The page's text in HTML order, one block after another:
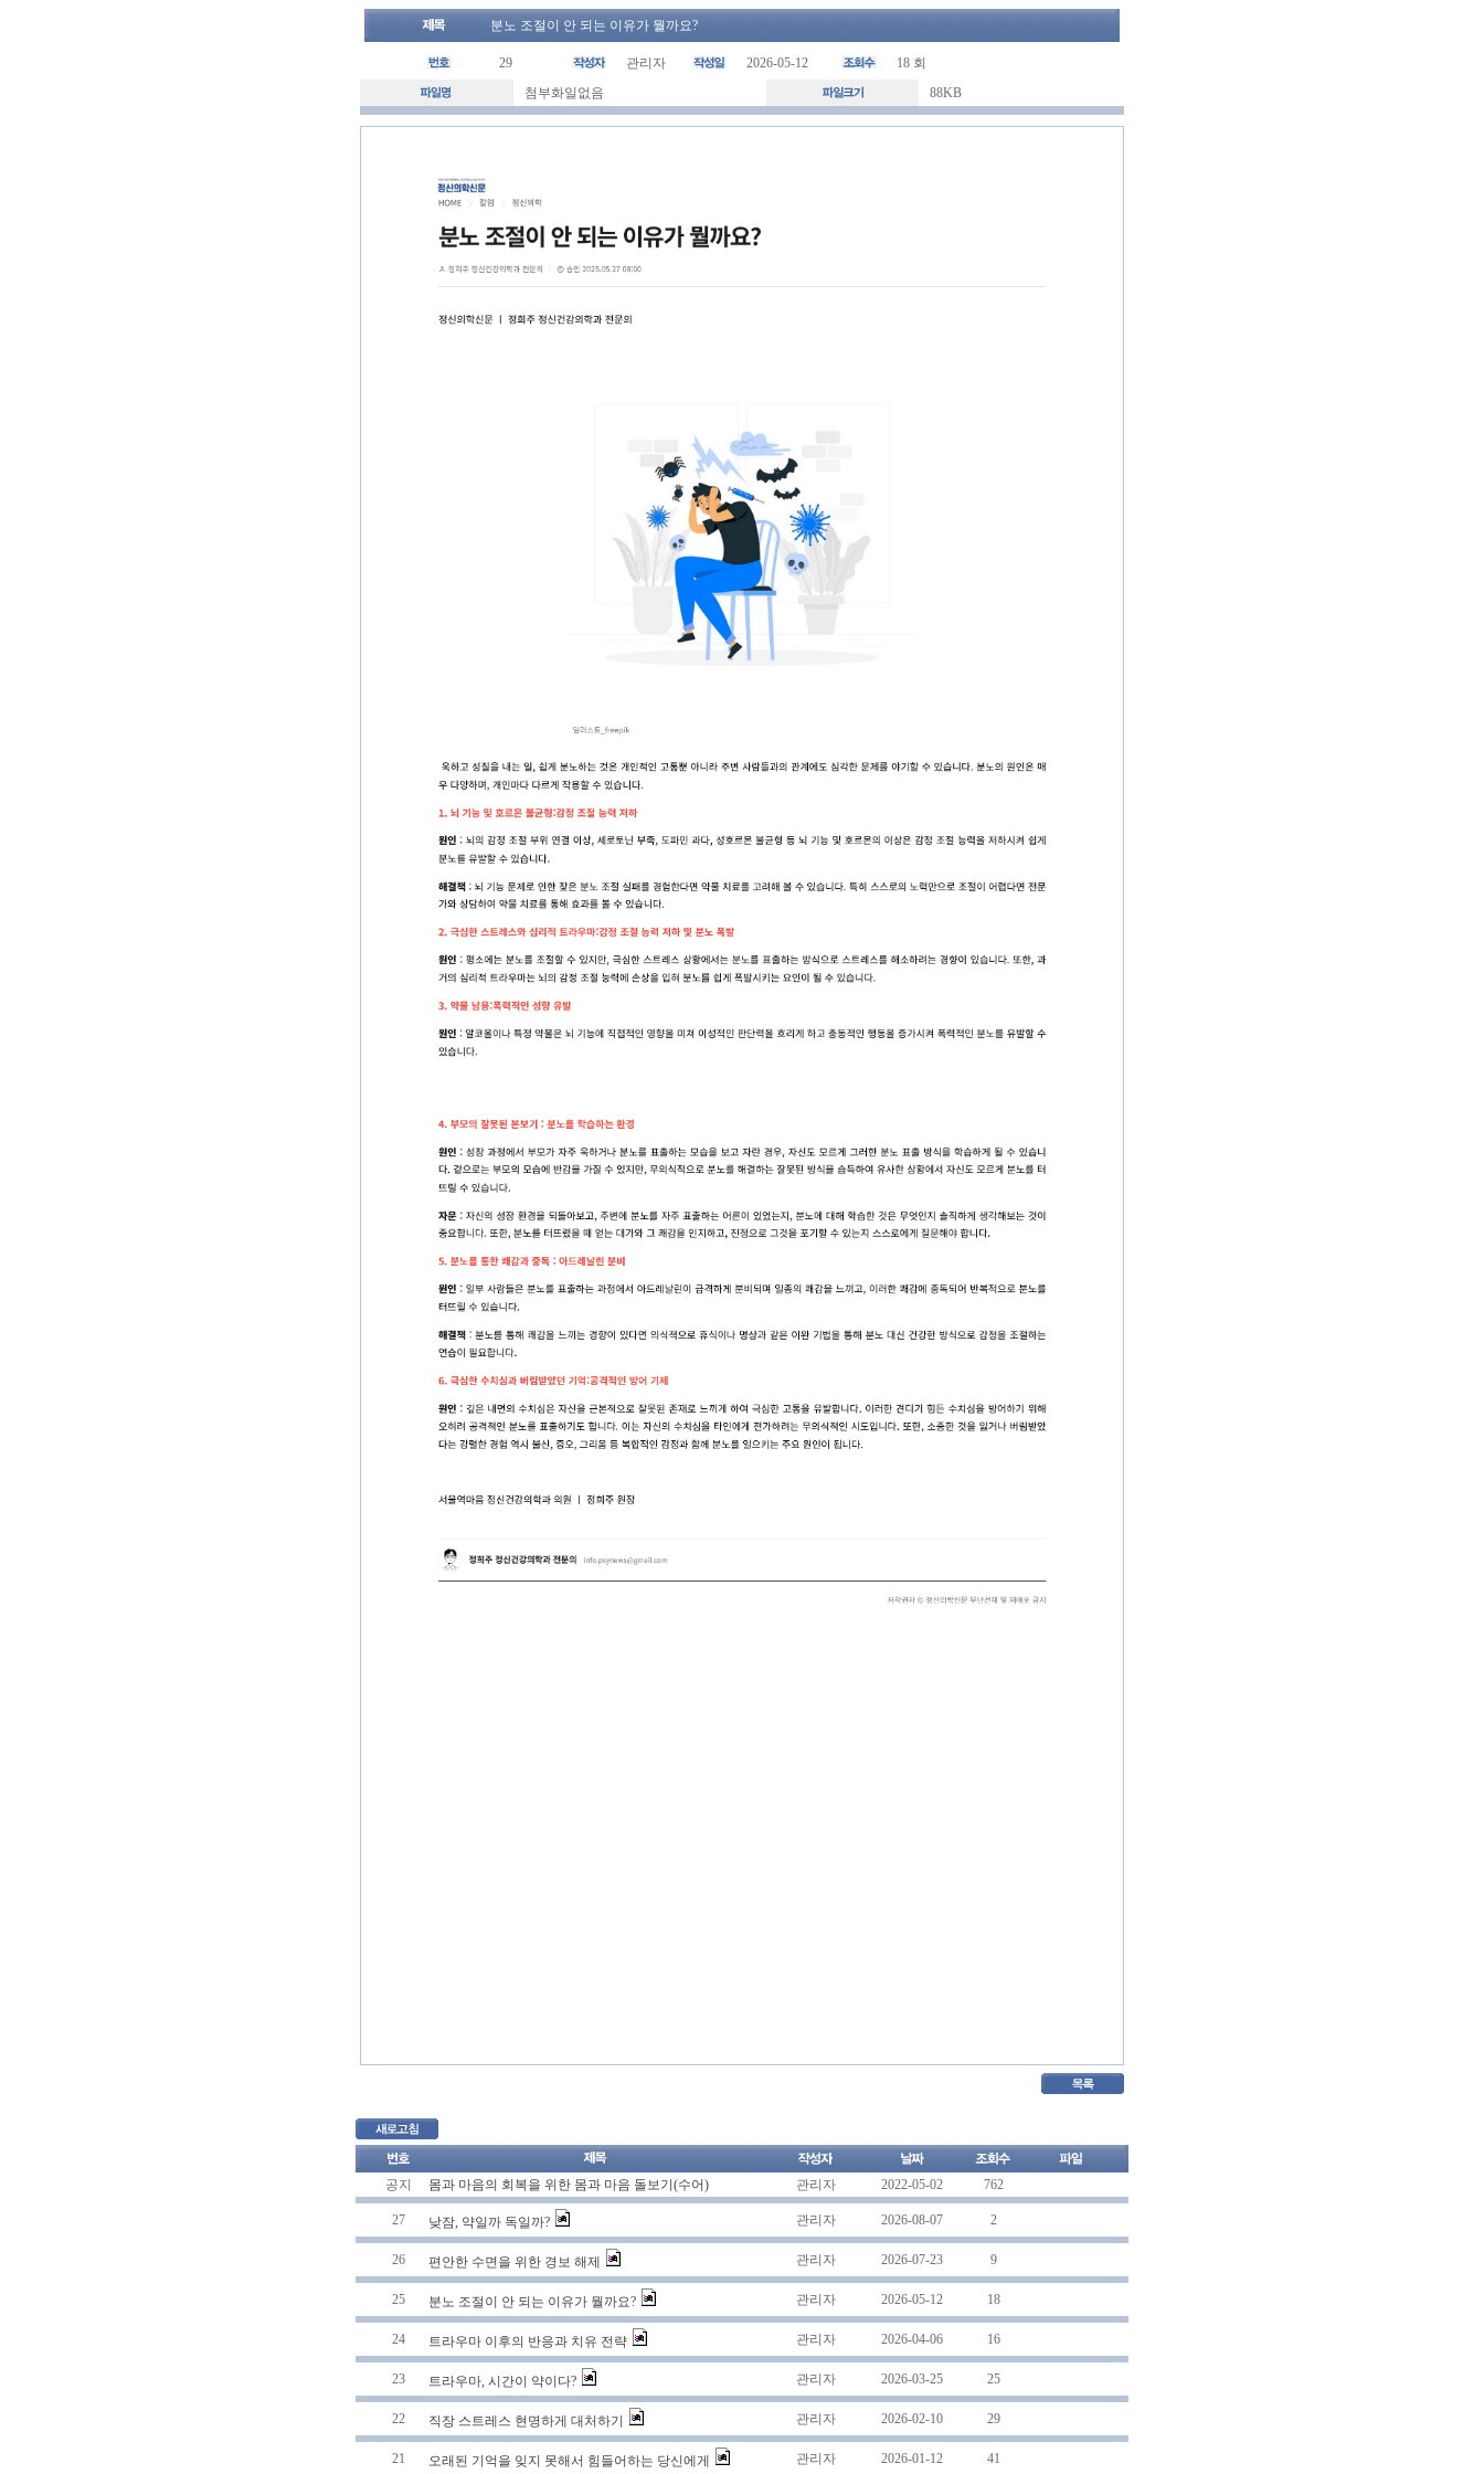
분노 조절이 안 되는 이유가 뭘까요?
29 관리자 2026-05-12
18 회
첨부화일없음
88KB
공지 몸과 마음의 회복을 위한 몸과 마음 돌보기(수어) 관리자 2022-05-02 762
27 낮잠, 약일까 독일까? 관리자 2026-08-07 2
26 편안한 수면을 위한 경보 해제 관리자 2026-07-23 9
25 분노 조절이 안 되는 이유가 뭘까요? 관리자 2026-05-12 18
24 트라우마 이후의 반응과 치유 전략 관리자 2026-04-06 16
23 트라우마, 시간이 약이다? 관리자 2026-03-25 25
22 직장 스트레스 현명하게 대처하기 관리자 2026-02-10 29
21 오래된 기억을 잊지 못해서 힘들어하는 당신에게 관리자 2026-01-12 41